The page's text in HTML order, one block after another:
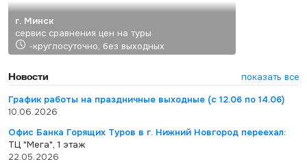
г. Минск
сервис сравнения цен на туры
-круглосуточно, без выходных
Новости
показать все
График работы на праздничные выходные (с 12.06 по 14.06)
10.06.2026
Офис Банка Горящих Туров в г. Нижний Новгород переехал:
ТЦ "Мега", 1 этаж
22.05.2026